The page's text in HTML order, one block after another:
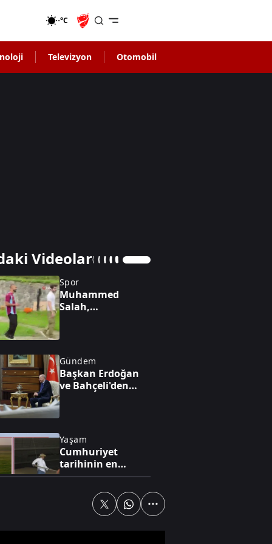
-°C
Televizyon Otomobil
Videolar
Spor
Muhammed
Salah,
Gündem
Başkan Erdoğan
ve Bahçeli'den
Yaşam
Cumhuriyet
tarihinin en
yüksek üretimi
Başarılı öğrenciye